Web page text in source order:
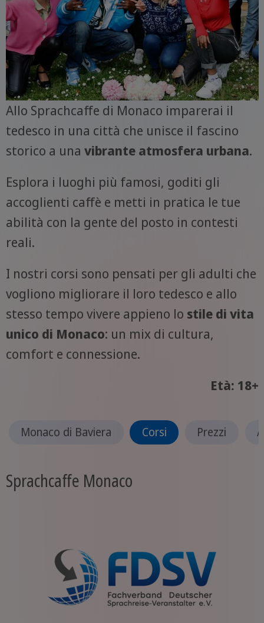
Allo Sprachcaffe di Monaco imparerai il
tedesco in una città che unisce il fascino
storico a una vibrante atmosfera urbana.
Esplora i luoghi più famosi, goditi gli
accoglienti caffè e metti in pratica le tue
abilità con la gente del posto in contesti
reali.
I nostri corsi sono pensati per gli adulti che
vogliono migliorare il loro tedesco e allo
stesso tempo vivere appieno lo stile di vita
unico di Monaco: un mix di cultura,
comfort e connessione.
Età: 18+
Monaco di Baviera Corsi Prezzi
Sprachcaffe Monaco